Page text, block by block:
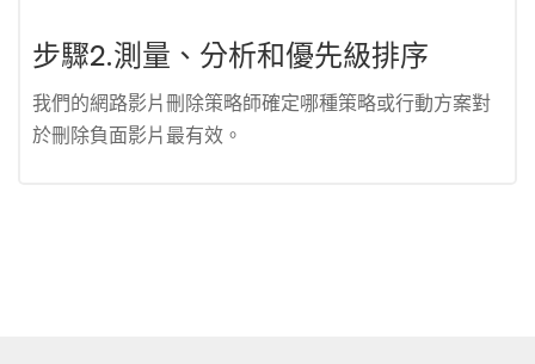
步驟2.測量、分析和優先級排序
我們的網路影片刪除策略師確定哪種策略或行動方案對
於刪除負面影片最有效。